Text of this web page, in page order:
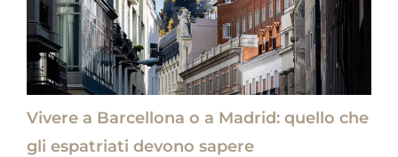
Vivere a Barcellona o a Madrid: quello che
gli espatriati devono sapere